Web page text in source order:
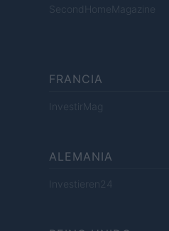
SecondHomeMagazine
FRANCIA
InvestirMag
ALEMANIA
Investieren24